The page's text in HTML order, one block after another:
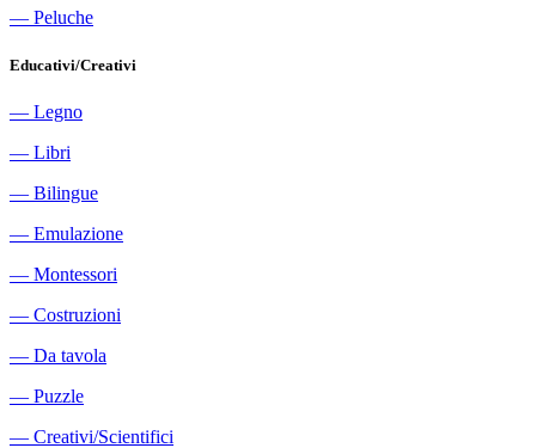
― Peluche
Educativi/Creativi
― Legno
― Libri
― Bilingue
― Emulazione
― Montessori
― Costruzioni
― Da tavola
― Puzzle
― Creativi/Scientifici